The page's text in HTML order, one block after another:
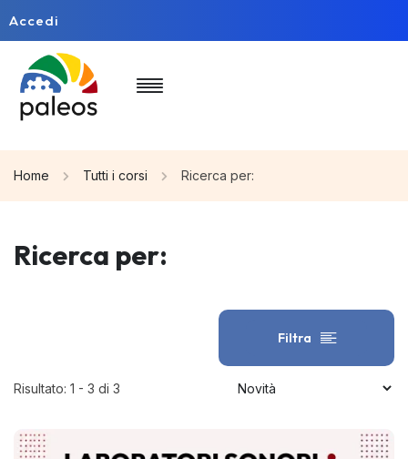
Accedi
Home Tutti i corsi Ricerca per:
Ricerca per:
Filtra
Risultato: 1 - 3 di 3